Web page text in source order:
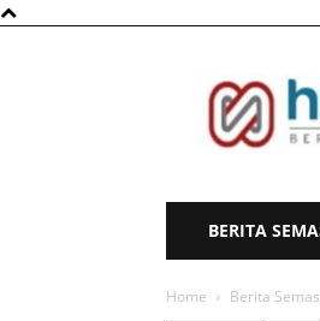
BERITA
Home Berita